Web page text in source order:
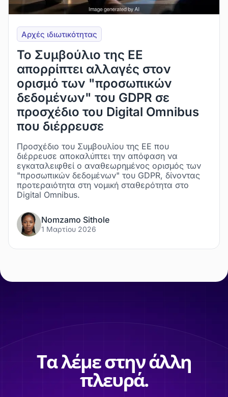
Αρχές ιδιωτικότητας
Το Συμβούλιο της ΕΕ
απορρίπτει αλλαγές στον
ορισμό των "προσωπικών
δεδομένων" του GDPR σε
προσχέδιο του Digital Omnibus
που διέρρευσε
Προσχέδιο του Συμβουλίου της ΕΕ που
διέρρευσε αποκαλύπτει την απόφαση να
εγκαταλειφθεί ο αναθεωρημένος ορισμός των
"προσωπικών δεδομένων" του GDPR, δίνοντας
προτεραιότητα στη νομική σταθερότητα στο
Digital Omnibus.
Nomzamo Sithole
1 Μαρτίου 2026
Τα λέμε στην άλλη
πλευρά.